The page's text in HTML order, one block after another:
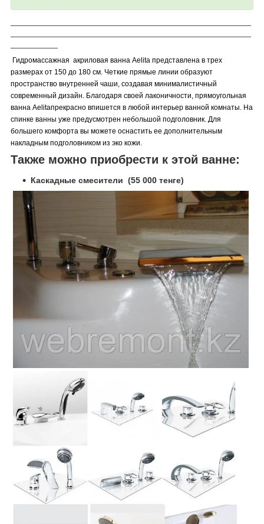
Гидромассажная акриловая ванна Aelita представлена в трех
размерах от 150 до 180 см. Четкие прямые линии образуют
пространство внутренней чаши, создавая минималистичный
современный дизайн. Благодаря своей лаконичности, прямоугольная
ванна Aelitaпрекрасно впишется в любой интерьер ванной комнаты. На
спинке ванны уже предусмотрен небольшой подголовник. Для
большего комфорта вы можете оснастить ее дополнительным
накладным подголовником из эко кожи.
Также можно приобрести к этой ванне:
Каскадные смесители (55 000 тенге)